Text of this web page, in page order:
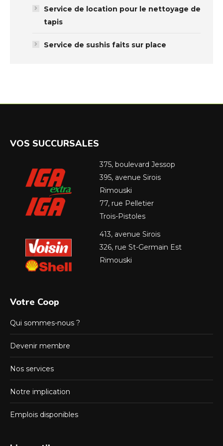
Service de location pour le nettoyage de
tapis
Service de sushis faits sur place
VOS SUCCURSALES
375, boulevard Jessop
395, avenue Sirois
Rimouski
77, rue Pelletier
Trois-Pistoles
413, avenue Sirois
326, rue St-Germain Est
Rimouski
Votre Coop
Qui sommes-nous ?
Devenir membre
Nos services
Notre implication
Emplois disponibles